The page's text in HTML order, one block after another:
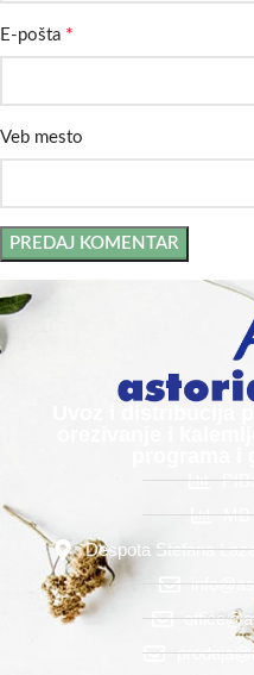
E-pošta *
Veb mesto
MB
Despota Stefana